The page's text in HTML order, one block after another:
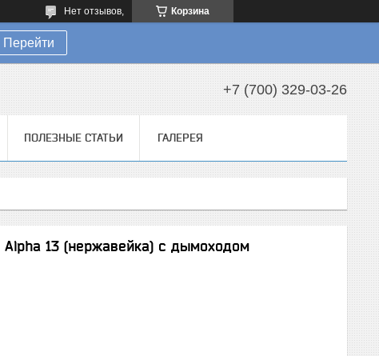
Корзина
Нет отзывов,
Перейти
+7 (700) 329-03-26
ПОЛЕЗНЫЕ СТАТЬИ ГАЛЕРЕЯ
13 (нержавейка) с дымоходом